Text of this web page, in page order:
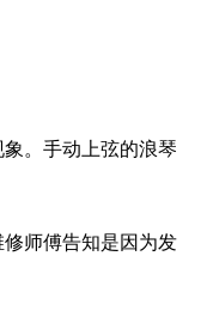
。手动上弦的浪琴
师傅告知是因为发